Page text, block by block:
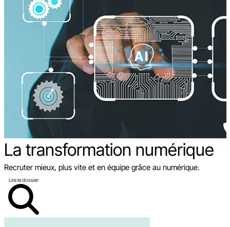
La transformation numérique
Recruter mieux, plus vite et en équipe grâce au numérique.
Lire le dossier